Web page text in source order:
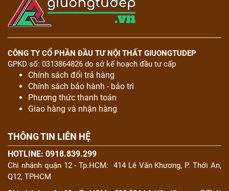
CÔNG TY CỔ PHẦN ĐẦU TƯ NỘI THẤT GIUONGTUDEP
GPKD số: 0313864826 do sở kế hoạch đầu tư cấp
Chính sách đổi trả hàng
Chính sách bảo hành - bảo trì
Phương thức thanh toán
Giao hàng và nhận hàng
THÔNG TIN LIÊN HỆ
HOTLINE: 0918.839.299
Chi nhánh quận 12 - Tp.HCM:
414 Lê Văn Khương, P. Thới An,
Q12, TPHCM